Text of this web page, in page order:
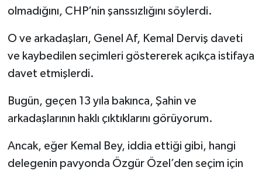
olmadığını, CHP’nin şanssızlığını söylerdi.
O ve arkadaşları, Genel Af, Kemal Derviş daveti
ve kaybedilen seçimleri göstererek açıkça istifaya
davet etmişlerdi.
Bugün, geçen 13 yıla bakınca, Şahin ve
arkadaşlarının haklı çıktıklarını görüyorum.
Ancak, eğer Kemal Bey, iddia ettiği gibi, hangi
delegenin pavyonda Özgür Özel’den seçim için